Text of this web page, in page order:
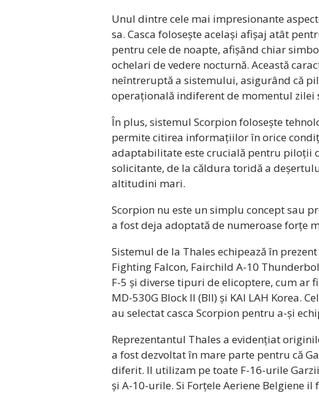
Unul dintre cele mai impresionante
sa. Casca folosește același afișaj atât
pentru cele de noapte, afișând chiar
ochelari de vedere nocturnă. Această
neîntreruptă a sistemului, asigurând că
operațională indiferent de momentul
În plus, sistemul Scorpion folosește
permite citirea informațiilor în orice
adaptabilitate este crucială pentru piloții
solicitante, de la căldura toridă a
altitudini mari.
Scorpion nu este un simplu concept sau
a fost deja adoptată de numeroase forțe
Sistemul de la Thales echipează în
Fighting Falcon, Fairchild A-10
F-5 și diverse tipuri de elicoptere, cum ar
MD-530G Block II (BII) și KAI LAH Korea.
au selectat casca Scorpion pentru a-și
Reprezentantul Thales a evidențiat
a fost dezvoltat în mare parte pentru că
diferit. Il utilizam pe toate F-16-urile
și A-10-urile. Si Forțele Aeriene Belgiene il